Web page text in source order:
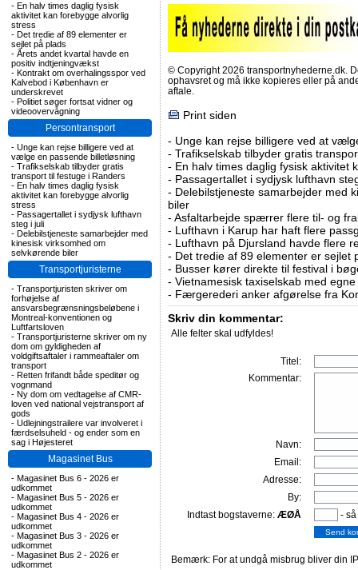
- En halv times daglig fysisk
aktivitet kan forebygge alvorlig
stress
- Det tredie af 89 elementer er
sejlet på plads
- Årets andet kvartal havde en
positiv indtjeningvækst
- Kontrakt om overhalingsspor ved
Kalvebod i København er
underskrevet
- Politiet søger fortsat vidner og
videoovervågning
Persontransport
- Unge kan rejse billigere ved at
vælge en passende billetløsning
- Trafikselskab tilbyder gratis
transport til festuge i Randers
- En halv times daglig fysisk
aktivitet kan forebygge alvorlig
stress
- Passagertallet i sydjysk lufthavn
steg i juli
- Delebilstjeneste samarbejder med
kinesisk virksomhed om
selvkørende biler
Transportjuristerne
- Transportjuristen skriver om
forhøjelse af
ansvarsbegrænsningsbeløbene i
Montreal-konventionen og
Luftfartsloven
- Transportjuristerne skriver om ny
dom om gyldigheden af
voldgiftsaftaler i rammeaftaler om
transport
- Retten frifandt både speditør og
vognmand
- Ny dom om vedtagelse af CMR-
loven ved national vejstransport af
gods
- Udlejningstrailere var involveret i
færdselsuheld - og ender som en
sag i Højesteret
Magasinet Bus
- Magasinet Bus 6 - 2026 er
udkommet
- Magasinet Bus 5 - 2026 er
udkommet
- Magasinet Bus 4 - 2026 er
udkommet
- Magasinet Bus 3 - 2026 er
udkommet
- Magasinet Bus 2 - 2026 er
udkommet
© Copyright 2026 transportnyhederne.dk.
ophavsret og må ikke kopieres eller på
aftale.
Print siden
- Unge kan rejse billigere ved at
- Trafikselskab tilbyder gratis
- En halv times daglig fysisk aktivitet
- Passagertallet i sydjysk lufthavn
- Delebilstjeneste samarbejder med
biler
- Asfaltarbejde spærrer flere til- og
- Lufthavn i Karup har haft flere
- Lufthavn på Djursland havde flere
- Det tredie af 89 elementer er sejlet
- Busser kører direkte til festival i
- Vietnamesisk taxiselskab med
- Færgerederi anker afgørelse fra
Skriv din kommentar:
Alle felter skal udfyldes!
Titel:
Kommentar:
Navn:
Email:
Adresse:
By:
Indtast bogstaverne: ÆØÅ -
Bemærk: For at undgå misbrug bliver din